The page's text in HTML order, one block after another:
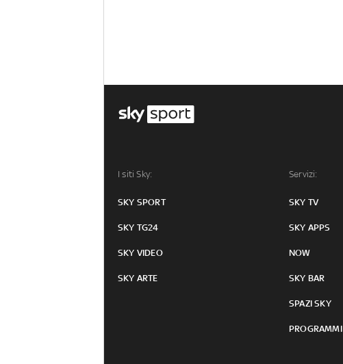
I siti Sky:
SKY SPORT
SKY TG24
SKY VIDEO
SKY ARTE
Servizi:
SKY TV
SKY APPS
NOW
SKY BAR
SPAZI SKY
PROGRAMMI